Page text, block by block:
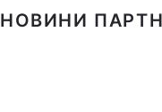
НОВИНИ